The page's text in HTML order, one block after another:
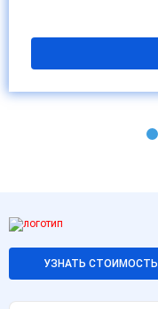
УЗНАТЬ СТОИМОСТЬ